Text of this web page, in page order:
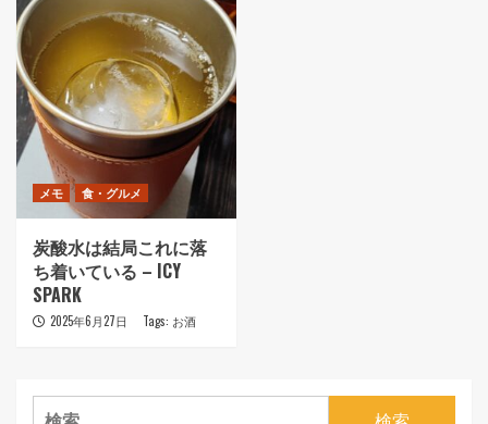
メモ 食・グルメ
炭酸水は結局これに落
ち着いている – ICY
SPARK
2025年6月27日 Tags: お酒
検